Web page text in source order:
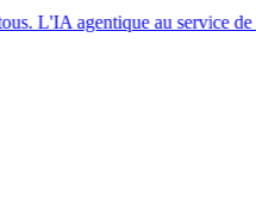
au service de la